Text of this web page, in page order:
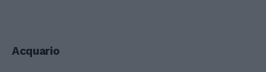
Acquario